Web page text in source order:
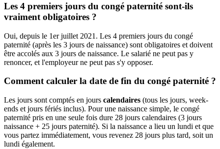
Les 4 premiers jours du congé paternité sont-ils
vraiment obligatoires ?
Oui, depuis le 1er juillet 2021. Les 4 premiers jours du congé
paternité (après les 3 jours de naissance) sont obligatoires et doivent
être accolés aux 3 jours de naissance. Le salarié ne peut pas y
renoncer, et l'employeur ne peut pas s'y opposer.
Comment calculer la date de fin du congé paternité ?
Les jours sont comptés en jours calendaires (tous les jours, week-
ends et jours fériés inclus). Pour une naissance simple, le congé
paternité pris en une seule fois dure 28 jours calendaires (3 jours
naissance + 25 jours paternité). Si la naissance a lieu un lundi et que
vous partez immédiatement, vous revenez 28 jours plus tard, soit un
lundi également.